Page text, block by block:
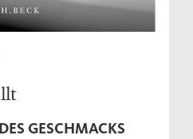
GESCHMACKS